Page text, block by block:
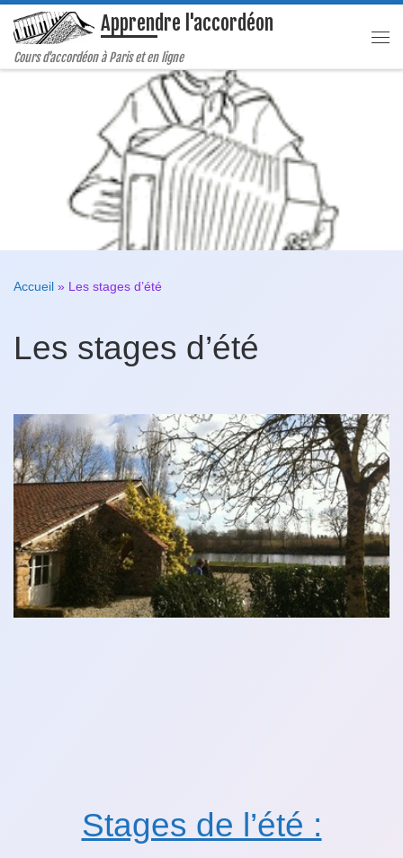
Passer au contenuApprendre l'accordéon
Cours d'accordéon à Paris et en ligne
Accueil » Les stages d’été
Les stages d’été
Stages de l’été :